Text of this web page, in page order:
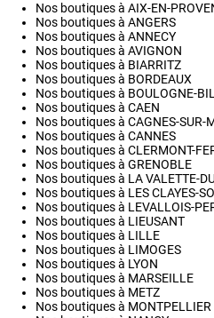
Nos boutiques à AIX-EN-
Nos boutiques à ANGERS
Nos boutiques à ANNECY
Nos boutiques à AVIGNON
Nos boutiques à BIARRITZ
Nos boutiques à BORDEAUX
Nos boutiques à BOULOGNE-
Nos boutiques à CAEN
Nos boutiques à CAGNES-SUR-
Nos boutiques à CANNES
Nos boutiques à CLERMONT-
Nos boutiques à GRENOBLE
Nos boutiques à LA VALETTE-
Nos boutiques à LES CLAYES-
Nos boutiques à LEVALLOIS-
Nos boutiques à LIEUSANT
Nos boutiques à LILLE
Nos boutiques à LIMOGES
Nos boutiques à LYON
Nos boutiques à MARSEILLE
Nos boutiques à METZ
Nos boutiques à MONTPELLIER